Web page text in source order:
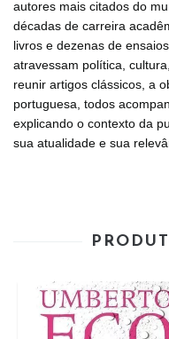
autores mais citados do
décadas de carreira
livros e dezenas de
atravessam política,
reunir artigos clássicos, a
portuguesa, todos
explicando o contexto da
sua atualidade e sua